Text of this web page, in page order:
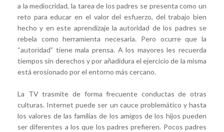
a la mediocridad, la tarea de los padres se presenta como un
reto para educar en el valor del esfuerzo, del trabajo bien
hecho y en este aprendizaje la autoridad de los padres se
rebela como herramienta necesaria. Pero ocurre que la
“autoridad” tiene mala prensa. A los mayores les recuerda
tiempos sin derechos y por añadidura el ejercicio de la misma
está erosionado por el entorno más cercano.
La TV trasmite de forma frecuente conductas de otras
culturas. Internet puede ser un cauce problemático y hasta
los valores de las familias de los amigos de los hijos pueden
ser diferentes a los que los padres prefieren. Pocos padres